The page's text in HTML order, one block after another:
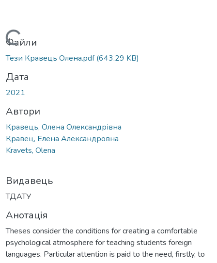
Вантажиться...
Файли
Тези Кравець Олена.pdf(643.29 KB)
Дата
2021
Автори
Кравець, Олена Олександрівна
Кравец, Елена Александровна
Kravets, Olena
Видавець
ТДАТУ
Анотація
Theses consider the conditions for creating a comfortable
psychological atmosphere for teaching students foreign
languages. Particular attention is paid to the need, firstly, to